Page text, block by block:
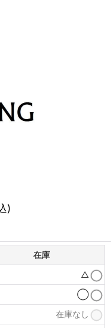
)
在庫
△
◯
在庫なし